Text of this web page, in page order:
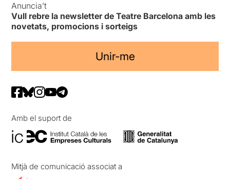
Anuncia’t
Vull rebre la newsletter de Teatre Barcelona amb les
novetats, promocions i sorteigs
Unir-me
Amb el suport de
Mitjà de comunicació associat a